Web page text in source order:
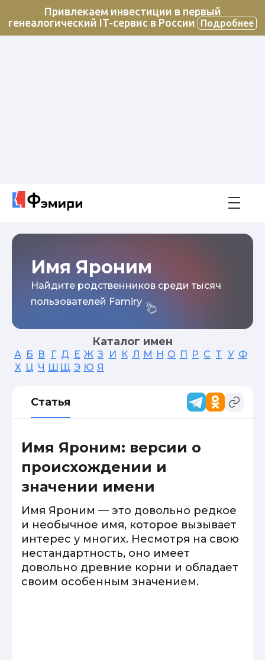
Привлекаем инвестиции в первый
генеалогический IT-сервис в России
Подробнее
Имя Яроним
Найдите родственников среди тысяч
пользователей Famiry
Каталог имен
А Б В Г Д Е Ж З И К Л М Н О П Р С Т У Ф
Х Ц Ч Ш Щ Э Ю Я
Статья
Имя Яроним: версии о
происхождении и
значении имени
Имя Яроним — это довольно редкое
и необычное имя, которое вызывает
интерес у многих. Несмотря на свою
нестандартность, оно имеет
довольно древние корни и обладает
своим особенным значением.